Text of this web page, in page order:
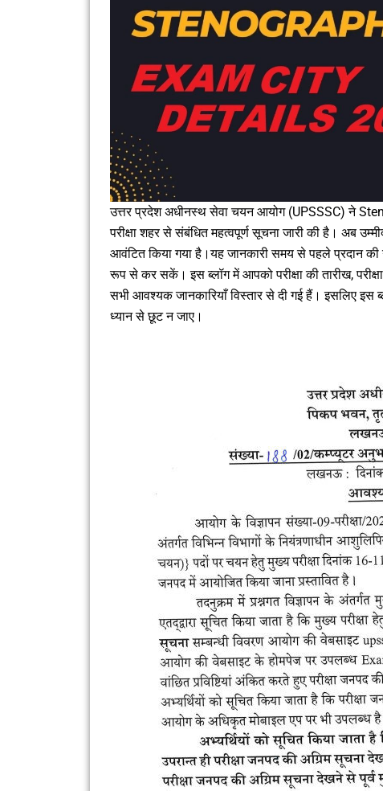
उत्तर प्रदेश अधीनस्थ सेवा चयन आयोग (UPSSSC) ने
परीक्षा शहर से संबंधित महत्वपूर्ण सूचना जारी की है। अब
आवंटित किया गया है।यह जानकारी समय से पहले प्रदान की
रूप से कर सकें। इस ब्लॉग में आपको परीक्षा की तारीख,
सभी आवश्यक जानकारियाँ विस्तार से दी गई हैं। इसलिए इस
ध्यान से छूट न जाए।